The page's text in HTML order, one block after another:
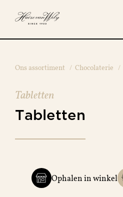
Ons assortiment / Chocolaterie /
Tabletten
Tabletten
Ophalen in winkel